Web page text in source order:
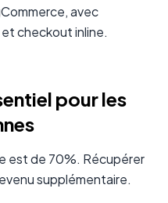
avec
checkout inline.
pour les
est de 70%. Récupérer
supplémentaire.